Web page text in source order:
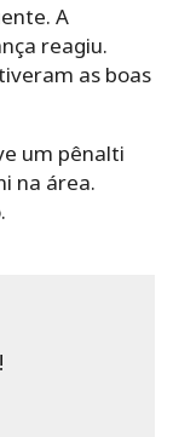
A
reagiu.
as boas
um pênalti
na área.